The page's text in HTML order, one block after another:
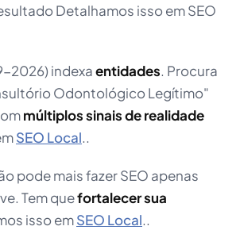
Detalhamos isso em SEO
2026) indexaentidades. Procura
Odontológico Legítimo"
múltiplos sinais de realidade
SEO Local..
pode mais fazer SEO apenas
Tem quefortalecer sua
isso emSEO Local..